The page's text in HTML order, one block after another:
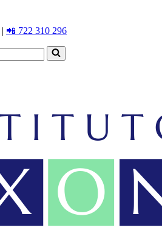
| 📲 722 310 296